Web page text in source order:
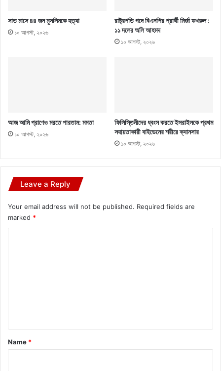
সাত মাসে ৪৪ জন মুসলিমকে হত্যা
১০ আগস্ট, ২০২৬
রাষ্ট্রপতি পদে বিএনপির প্রার্থী মির্জা ফখরুল :
১১ দলের অলি আহমদ
১০ আগস্ট, ২০২৬
আজ আমি প্রাণেও মরতে পারতাম: মমতা
১০ আগস্ট, ২০২৬
ফিলিস্তিনীদের ধ্বংস করতে ইসরাইলকে প্রথম
সহায়তাকারী বাইডেনের শরীরে ক্যানসার
১০ আগস্ট, ২০২৬
Leave a Reply
Your email address will not be published. Required fields are
marked *
*
Name *